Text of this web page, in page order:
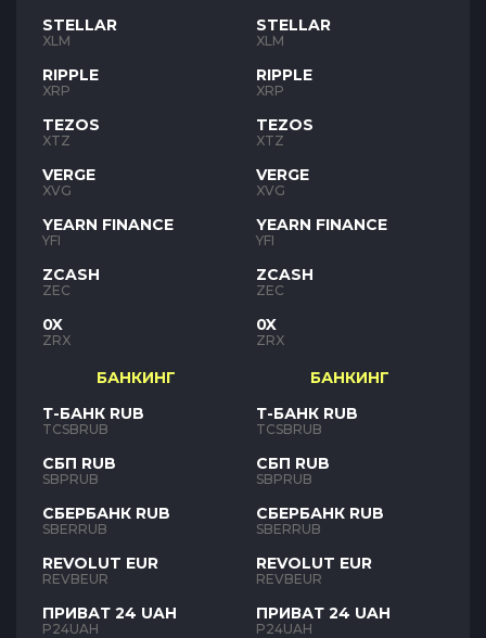
STELLAR
XLM
RIPPLE
XRP
TEZOS
XTZ
VERGE
XVG
YEARN FINANCE
YFI
ZCASH
ZEC
0X
ZRX
БАНКИНГ
Т-БАНК RUB
TCSBRUB
СБП RUB
SBPRUB
СБЕРБАНК RUB
SBERRUB
REVOLUT EUR
REVBEUR
ПРИВАТ 24 UAH
P24UAH
STELLAR
XLM
RIPPLE
XRP
TEZOS
XTZ
VERGE
XVG
YEARN FINANCE
YFI
ZCASH
ZEC
0X
ZRX
БАНКИНГ
Т-БАНК RUB
TCSBRUB
СБП RUB
SBPRUB
СБЕРБАНК RUB
SBERRUB
REVOLUT EUR
REVBEUR
ПРИВАТ 24 UAH
P24UAH